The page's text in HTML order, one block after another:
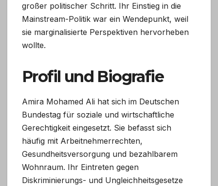
großer politischer Schritt. Ihr Einstieg in die
Mainstream-Politik war ein Wendepunkt, weil
sie marginalisierte Perspektiven hervorheben
wollte.
Profil und Biografie
Amira Mohamed Ali hat sich im Deutschen
Bundestag für soziale und wirtschaftliche
Gerechtigkeit eingesetzt. Sie befasst sich
häufig mit Arbeitnehmerrechten,
Gesundheitsversorgung und bezahlbarem
Wohnraum. Ihr Eintreten gegen
Diskriminierungs- und Ungleichheitsgesetze